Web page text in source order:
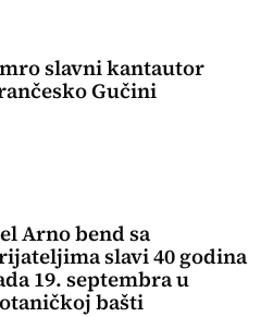
slavni kantautor
Gučini
Arno bend sa
slavi 40 godina
19. septembra u
bašti